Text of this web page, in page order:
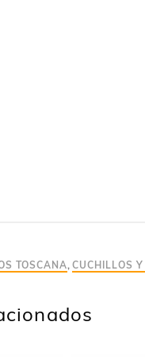
TOSCANA, CUCHILLOS